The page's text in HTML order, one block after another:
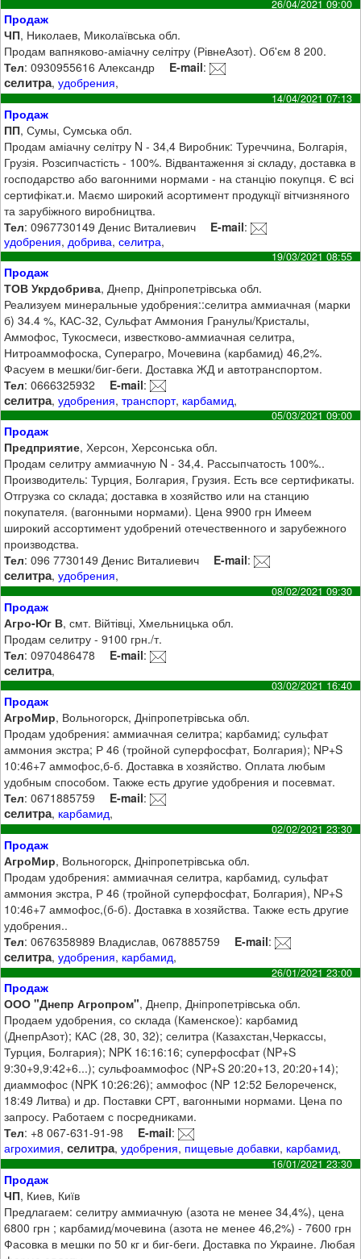
26/04/2021 09:00
Продаж
ЧП, Николаев, Миколаївська обл.
Продам вапняково-аміачну селітру (РівнеАзот). Об'єм 8 200.
Тел: 0930955616 Александр E-mail:
селитра,удобрения,
14/04/2021 07:13
Продаж
ПП, Сумы, Сумська обл.
Продам аміачну селітру N - 34,4 Виробник: Туреччина, Болгарія,
Грузія. Розсипчастість - 100%. Відвантаження зі складу, доставка в
господарство або вагонними нормами - на станцію покупця. Є всі
сертифікат.и. Маємо широкий асортимент продукції вітчизняного
та зарубіжного виробництва.
Тел: 0967730149 Денис Виталиевич E-mail:
удобрения, добрива,селитра,
19/03/2021 08:55
Продаж
ТОВ Укрдобрива, Днепр, Дніпропетрівська обл.
Реализуем минеральные удобрения::селитра аммиачная (марки
б) 34.4 %, КАС-32, Сульфат Аммония Гранулы/Кристалы,
Аммофос, Тукосмеси, известково-аммиачная селитра,
Нитроаммофоска, Суперагро, Мочевина (карбамид) 46,2%.
Фасуем в мешки/биг-беги. Доставка ЖД и автотранспортом.
Тел: 0666325932 E-mail:
селитра,удобрения,транспорт, карбамид,
05/03/2021 09:00
Продаж
Предприятие, Херсон, Херсонська обл.
Продам селитру аммиачную N - 34,4. Рассыпчатость 100%..
Производитель: Турция, Болгария, Грузия. Есть все сертификаты.
Отгрузка со склада; доставка в хозяйство или на станцию
покупателя. (вагонными нормами). Цена 9900 грн Имеем
широкий ассортимент удобрений отечественного и зарубежного
производства.
Тел: 096 7730149 Денис Виталиевич E-mail:
селитра,удобрения,
08/02/2021 09:30
Продаж
Агро-Юг В, смт. Війтівці, Хмельницька обл.
Продам селитру - 9100 грн./т.
Тел: 0970486478 E-mail:
селитра,
03/02/2021 16:40
Продаж
АгроМир, Вольногорск, Дніпропетрівська обл.
Продам удобрения: аммиачная селитра; карбамид; сульфат
аммония экстра; Р 46 (тройной суперфосфат, Болгария); NР+S
10:46+7 аммофос,б-б. Доставка в хозяйство. Оплата любым
удобным способом. Также есть другие удобрения и посевмат.
Тел: 0671885759 E-mail:
селитра, карбамид,
02/02/2021 23:30
Продаж
АгроМир, Вольногорск, Дніпропетрівська обл.
Продам удобрения: аммиачная селитра, карбамид, сульфат
аммония экстра, Р 46 (тройной суперфосфат, Болгария), NР+S
10:46+7 аммофос,(б-б). Доставка в хозяйства. Также есть другие
удобрения..
Тел: 0676358989 Владислав, 067885759 E-mail:
селитра,удобрения, карбамид,
26/01/2021 23:00
Продаж
ООО "Днепр Агропром", Днепр, Дніпропетрівська обл.
Продаем удобрения, со склада (Каменское): карбамид
(ДнепрАзот); КАС (28, 30, 32); селитра (Казахстан,Черкассы,
Турция, Болгария); NPK 16:16:16; суперфосфат (NP+S
9:30+9,9:42+6...); сульфоаммофос (NP+S 20:20+13, 20:20+14);
диаммофос (NPK 10:26:26); аммофос (NP 12:52 Белореченск,
18:49 Литва) и др. Поставки СРТ, вагонными нормами. Цена по
запросу. Работаем с посредниками.
Тел: +8 067-631-91-98 E-mail:
агрохимия,селитра,удобрения, пищевые добавки, карбамид,
16/01/2021 23:30
Продаж
ЧП, Киев, Київ
Предлагаем: селитру аммиачную (азота не менее 34,4%), цена
6800 грн ; карбамид/мочевина (азота не менее 46,2%) - 7600 грн
Фасовка в мешки по 50 кг и биг-беги. Доставка по Украине. Любая